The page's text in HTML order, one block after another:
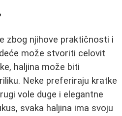
zbog njihove praktičnosti i
može stvoriti celovit
haljina može biti
Neke preferiraju kratke
vole duge i elegantne
svaka haljina ima svoju